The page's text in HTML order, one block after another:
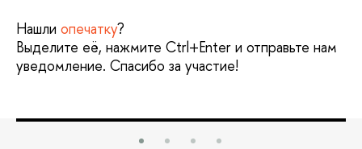
Нашли опечатку?
Выделите её, нажмите Ctrl+Enter и отправьте нам
уведомление. Спасибо за участие!